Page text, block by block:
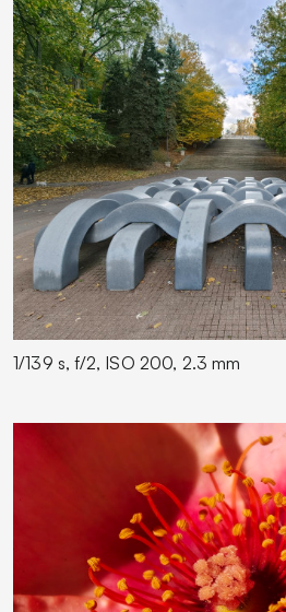
1/139 s, f/2, ISO 200, 2.3 mm